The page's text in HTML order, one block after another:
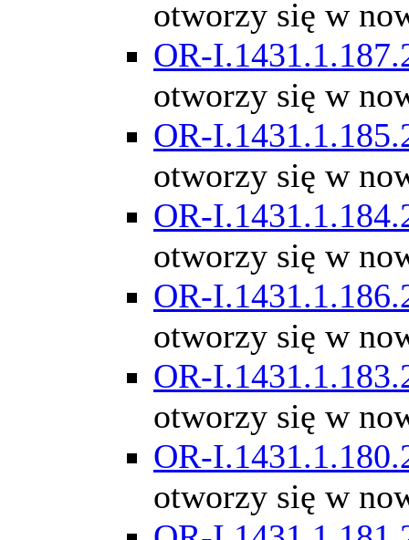
otworzy się w
OR-
otworzy się w
OR-
otworzy się w
OR-
otworzy się w
OR-
otworzy się w
OR-
otworzy się w
OR-
otworzy się w